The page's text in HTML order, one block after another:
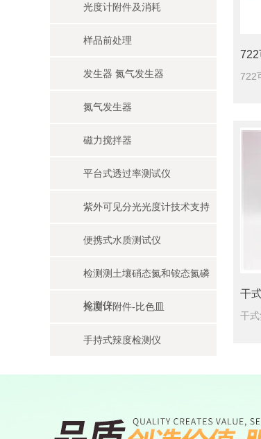
大屏紫外可见分光光度计采用大屏
光度计附件及消耗
样品前处理
发生器 氮气发生器
氮气发生器
磁力搅拌器
平台式透过率测试仪
紫外可见分光光度计技术支持
便携式水质测试仪
检测测土壤硝态氮和铵态氮磷
检测仪
光度计附件-比色皿
手持式辣度检测仪
干